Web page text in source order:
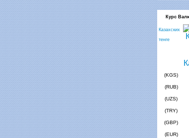
Курс
Казахских
тенге
(KGS)
(RUB)
(UZS)
(TRY)
(GBP)
(EUR)